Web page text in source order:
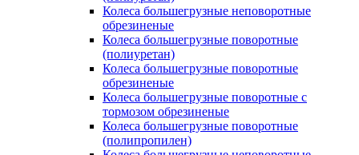
Колеса большегрузные неповоротные
обрезиненые
Колеса большегрузные поворотные
(полиуретан)
Колеса большегрузные поворотные
обрезиненые
Колеса большегрузные поворотные с
тормозом обрезиненые
Колеса большегрузные поворотные
(полипропилен)